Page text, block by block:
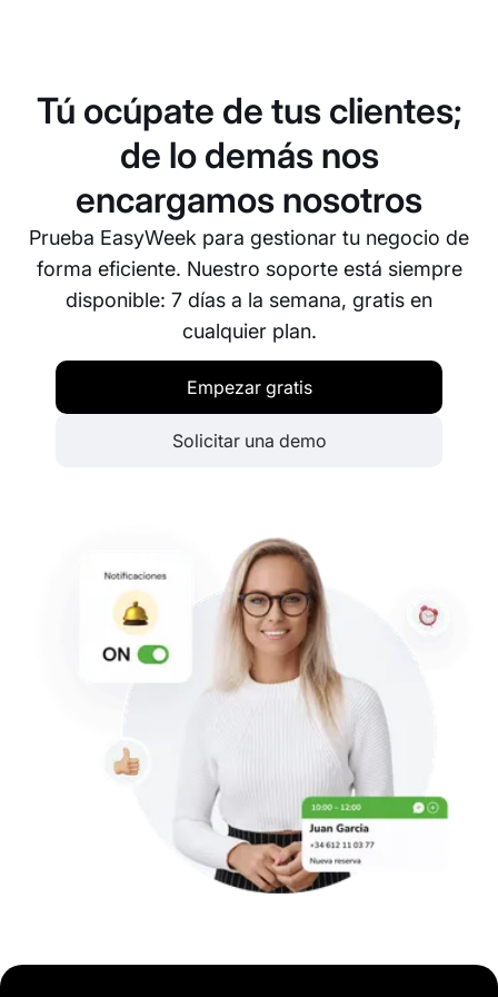
para que nunca olviden su cita.
Tú ocúpate de tus clientes;
de lo demás nos
encargamos nosotros
Prueba EasyWeek para gestionar tu negocio de
forma eficiente. Nuestro soporte está siempre
disponible: 7 días a la semana, gratis en
cualquier plan.
Empezar gratis
Solicitar una demo